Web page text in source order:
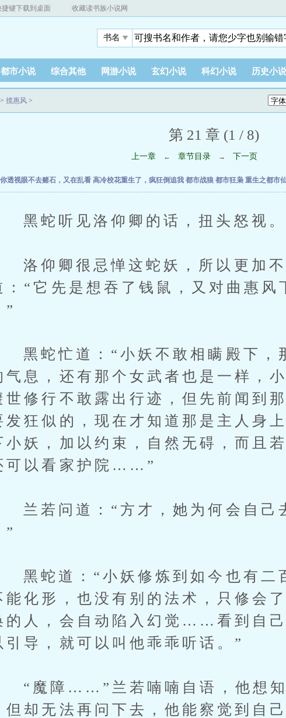
键下载到桌面 收藏读书族小说网
书名
都市小说 综合其他 网游小说 玄幻小说 科幻小说 历史小说
> 揽惠风 >
第 21 章 (1 / 8)
上一章 ← 章节目录 → 下一页
你透视眼不去赌石，又在乱看 高冷校花重生了，疯狂倒追我 都市战狼 都市狂枭 重生之都市
听见洛仰卿的话，扭头怒视。
卿很忌惮这蛇妖，所以更加不
：“它先是想吞了钱鼠，又对曲惠风
”
忙道：“小妖不敢相瞒殿下，那
气息，还有那个女武者也是一样，
世修行不敢露出行迹，但先前闻到
发狂似的，现在才知道那是主人身
小妖，加以约束，自然无碍，而且
可以看家护院……”
问道：“方才，她为何会自己去
”
道：“小妖修炼到如今也有二百
能化形，也没有别的法术，只修会
的人，会自动陷入幻觉……看到自
引导，就可以叫他乖乖听话。”
障……”兰若喃喃自语，他想知
但却无法再问下去，他能察觉到自